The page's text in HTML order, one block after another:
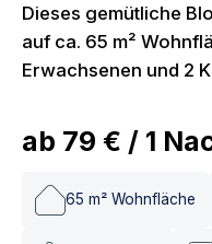
Dieses gemütliche
auf ca. 65 m²
Erwachsenen und 2
ab 79 € / 1
65 m² Wohnfläche